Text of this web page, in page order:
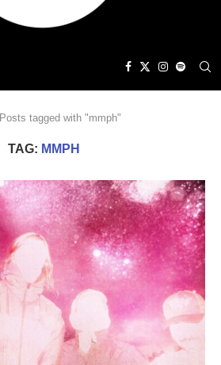
Posts tagged with "mmph"
TAG: MMPH